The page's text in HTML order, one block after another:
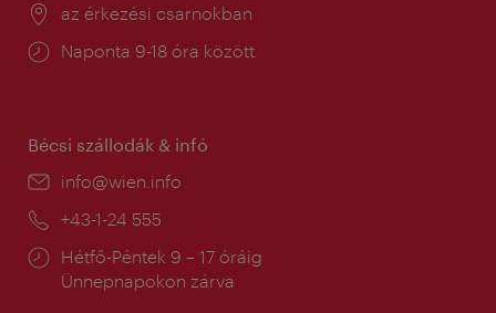
Helyszín:
az érkezési csarnokban
Nyitva
Naponta 9-18 óra között
Bécsi szállodák & infó
E-
info@wien.info
Telefon:
+43-1-24 555
Nyitva
tartás:
Hétfő-Péntek 9 – 17 óráig
Ünnepnapokon zárva